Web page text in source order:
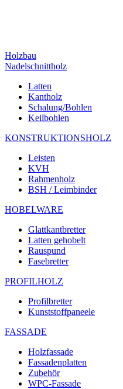
Holzbau
Nadelschnittholz
Latten
Kantholz
Schalung/Bohlen
Keilbohlen
KONSTRUKTIONSHOLZ
Leisten
KVH
Rahmenholz
BSH / Leimbinder
HOBELWARE
Glattkantbretter
Latten gehobelt
Rauspund
Fasebretter
PROFILHOLZ
Profilbretter
Kunststoffpaneele
FASSADE
Holzfassade
Fassadenplatten
Zubehör
WPC-Fassade